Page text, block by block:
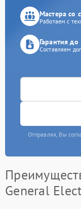
Мастера со
Работаем с
Гарантия
Составляем
Отправляя, Вы
General